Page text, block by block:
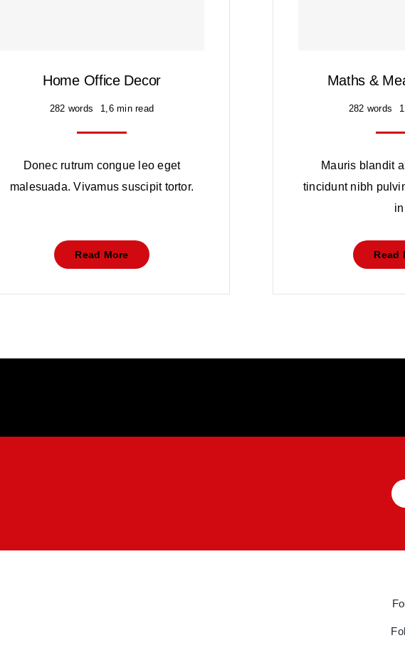
Home Office Decor
282 words 1,6 min read
Donec rutrum congue leo eget
malesuada. Vivamus suscipit tortor.
Read More
Maths &
282 words
Mauris blandit
tincidunt nibh
Read